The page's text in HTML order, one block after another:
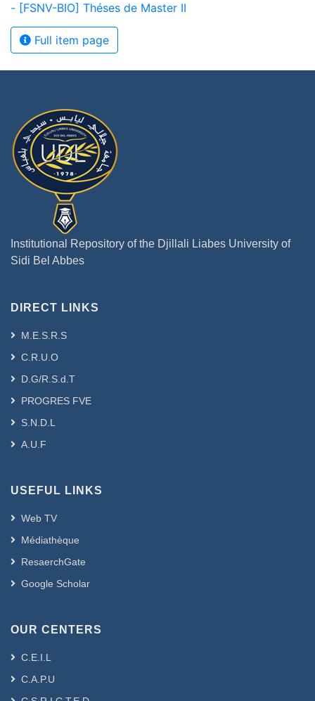
- [FSNV-BIO] Théses de Master II
Full item page
Institutional Repository of the Djillali Liabes University of
Sidi Bel Abbes
DIRECT LINKS
M.E.S.R.S
C.R.U.O
D.G/R.S.d.T
PROGRES FVE
S.N.D.L
A.U.F
USEFUL LINKS
Web TV
Médiathèque
ResaerchGate
Google Scholar
OUR CENTERS
C.E.I.L
C.A.P.U